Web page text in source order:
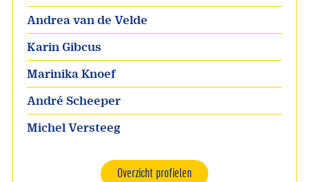
Andrea van de Velde
Karin Gibcus
Marinika Knoef
André Scheeper
Michel Versteeg
Overzicht profielen